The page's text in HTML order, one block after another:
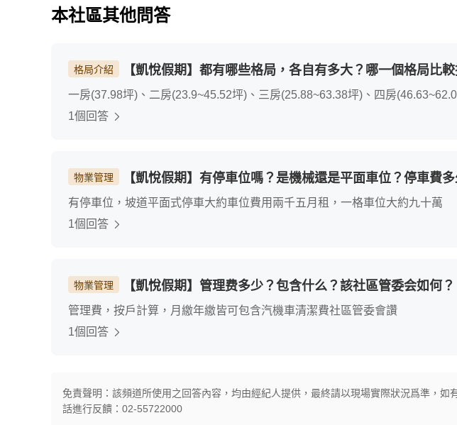
本社區其他問答
格局介紹 【凱悅假期】都有哪些格局，各自有多大？哪一個格局比較
一房(37.98坪)、二房(23.9~45.52坪)、三房(25.88~63.38坪)、四房
1個回答
物業管理 【凱悅假期】有停車位嗎？是機械還是平面車位？停車費多
有停車位，坡道平面式停車大約車位費用兩千五月租，一格車位大約九十萬
1個回答
物業管理 【凱悅假期】管理费多少？包含什么？該社區管委会如何？
管理費，按戶計算，月繳年繳皆可包含汽機車清潔費社區管委會讚
1個回答
免責聲明：該頻道所使用之回答內容，均由經紀人提供，最終請以現場實際狀況爲準，如
話進行反饋：02-55722000